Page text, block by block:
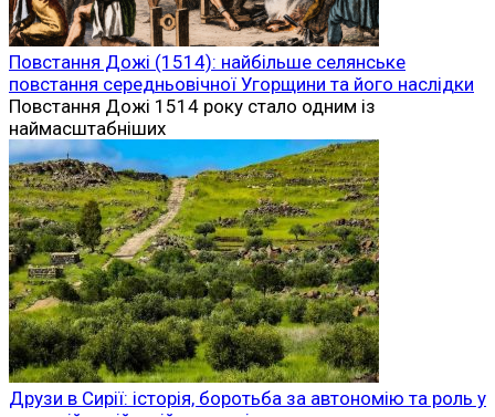
Повстання Дожі (1514): найбільше селянське
повстання середньовічної Угорщини та його наслідки
Повстання Дожі 1514 року стало одним із
наймасштабніших
Друзи в Сирії: історія, боротьба за автономію та роль у